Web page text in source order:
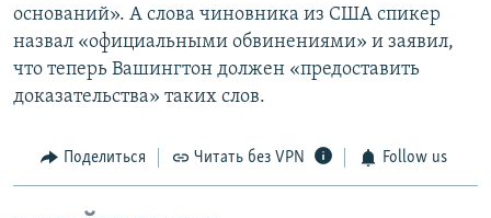
оснований». А слова чиновника из США спикер
назвал «официальными обвинениями» и заявил,
что теперь Вашингтон должен «предоставить
доказательства» таких слов.
Поделиться Читать без VPN Follow us